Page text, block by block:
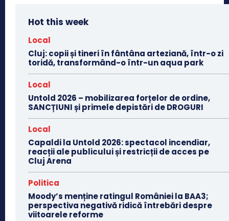
Hot this week
Local
Cluj: copii și tineri în fântâna arteziană, într-o zi
toridă, transformând-o într-un aqua park
Local
Untold 2026 – mobilizarea forțelor de ordine,
SANCȚIUNI și primele depistări de DROGURI
Local
Capaldi la Untold 2026: spectacol incendiar,
reacții ale publicului și restricții de acces pe
Cluj Arena
Politica
Moody’s menține ratingul României la BAA3;
perspectiva negativă ridică întrebări despre
viitoarele reforme